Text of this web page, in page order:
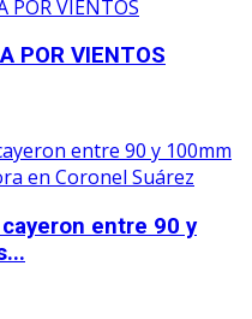
POR VIENTOS
entre 90 y